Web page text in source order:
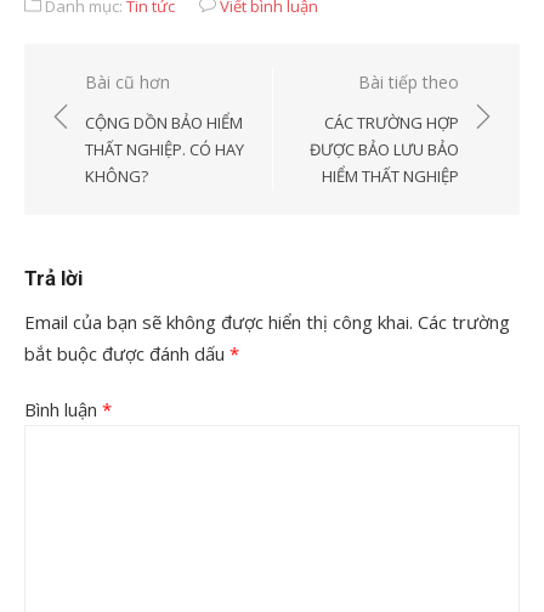
Danh mục: Tin tức Viết bình luận
Điều
hướng
viết
Bài cũ hơn
CỘNG DỒN BẢO HIỂM
THẤT NGHIỆP. CÓ HAY
KHÔNG?
Bài tiếp theo
CÁC TRƯỜNG HỢP
ĐƯỢC BẢO LƯU BẢO
HIỂM THẤT NGHIỆP
Trả lời
Email của bạn sẽ không được hiển thị công khai. Các trường
bắt buộc được đánh dấu *
Bình luận *